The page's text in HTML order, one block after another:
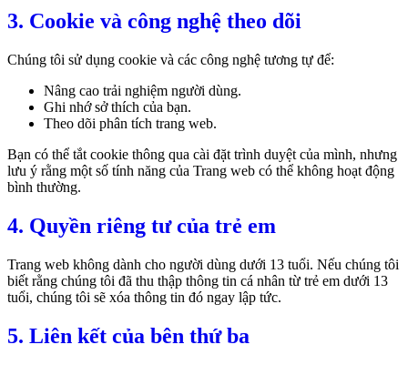
3. Cookie và công nghệ theo dõi
Chúng tôi sử dụng cookie và các công nghệ tương tự để:
Nâng cao trải nghiệm người dùng.
Ghi nhớ sở thích của bạn.
Theo dõi phân tích trang web.
Bạn có thể tắt cookie thông qua cài đặt trình duyệt của mình, nhưng
lưu ý rằng một số tính năng của Trang web có thể không hoạt động
bình thường.
4. Quyền riêng tư của trẻ em
Trang web không dành cho người dùng dưới 13 tuổi. Nếu chúng tôi
biết rằng chúng tôi đã thu thập thông tin cá nhân từ trẻ em dưới 13
tuổi, chúng tôi sẽ xóa thông tin đó ngay lập tức.
5. Liên kết của bên thứ ba